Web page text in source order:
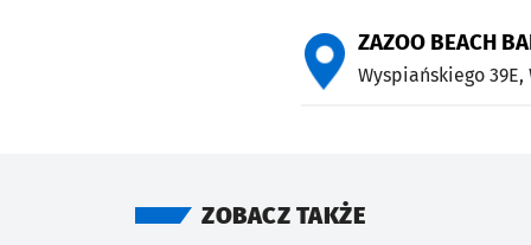
ZAZOO BEACH
Wyspiańskiego 39E,
ZOBACZ TAKŻE